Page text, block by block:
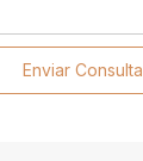
Enviar Consulta